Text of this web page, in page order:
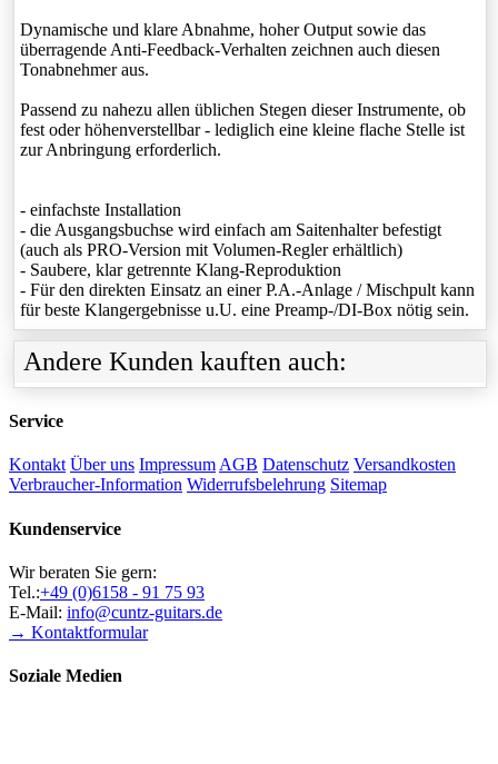
Dynamische und klare Abnahme, hoher Output sowie das
überragende Anti-Feedback-Verhalten zeichnen auch diesen
Tonabnehmer aus.
Passend zu nahezu allen üblichen Stegen dieser Instrumente, ob
fest oder höhenverstellbar - lediglich eine kleine flache Stelle ist
zur Anbringung erforderlich.
- einfachste Installation
- die Ausgangsbuchse wird einfach am Saitenhalter befestigt
(auch als PRO-Version mit Volumen-Regler erhältlich)
- Saubere, klar getrennte Klang-Reproduktion
- Für den direkten Einsatz an einer P.A.-Anlage / Mischpult kann
für beste Klangergebnisse u.U. eine Preamp-/DI-Box nötig sein.
Andere Kunden kauften auch:
Service
Kontakt Über uns Impressum AGB Datenschutz Versandkosten
Verbraucher-Information Widerrufsbelehrung Sitemap
Kundenservice
Wir beraten Sie gern:
Tel.:+49 (0)6158 - 91 75 93
E-Mail: info@cuntz-guitars.de
→ Kontaktformular
Soziale Medien